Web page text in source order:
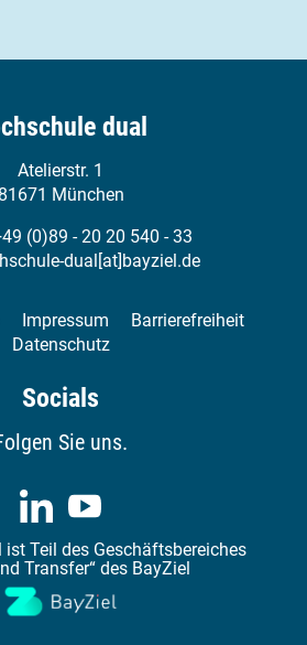
de/unternehmen/kontakt/unte
Ja
2028): Ja
Handelskammern (IHK)
dual
Atelierstr. 1
81671 München
(0)89 - 20 20 540 - 33
dual[at]bayziel.de
Impressum
Barrierefreiheit
Datenschutz
Socials
Sie uns.
Teil des Geschäftsbereiches
Transfer“ des BayZiel